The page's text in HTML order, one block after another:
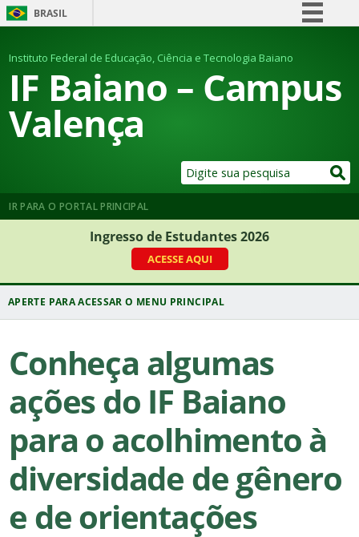
BRASIL
Comunica BR
Participe
Instituto Federal de Educação, Ciência e Tecnologia Baiano
IF Baiano – Campus
Valença
IR PARA O PORTAL PRINCIPAL
Ingresso de Estudantes 2026
ACESSE AQUI
Conheça algumas
ações do IF Baiano
para o acolhimento à
diversidade de gênero
e de orientações